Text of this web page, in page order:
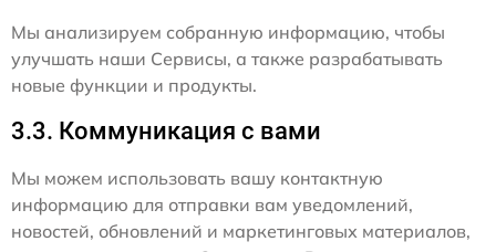
Мы анализируем собранную информацию, чтобы
улучшать наши Сервисы, а также разрабатывать
новые функции и продукты.
3.3. Коммуникация с вами
Мы можем использовать вашу контактную
информацию для отправки вам уведомлений,
новостей, обновлений и маркетинговых материалов,